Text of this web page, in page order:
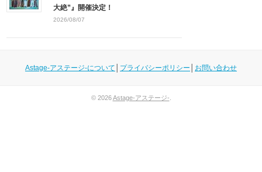
大絶”』開催決定！
2026/08/07
Astage-アステージ-について プライバシーポリシー お問い合わせ
© 2026Astage-アステージ-